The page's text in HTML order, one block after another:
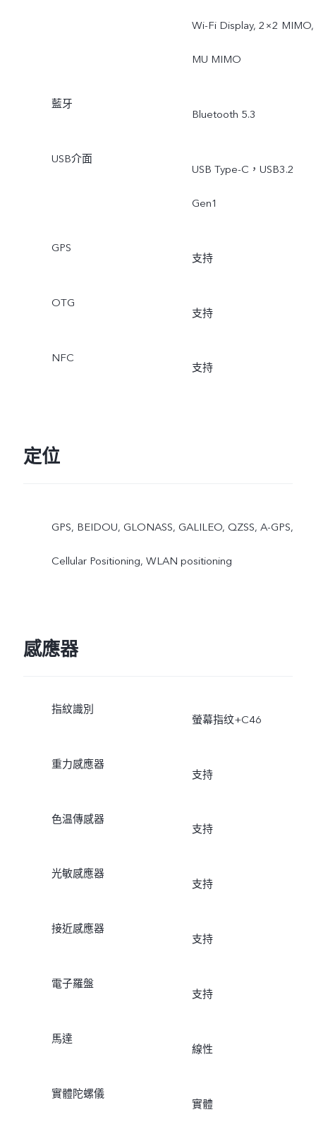
Wi-Fi Display, 2×2 MIMO,
MU MIMO
藍牙
Bluetooth 5.3
USB介面
USB Type-C，USB3.2
Gen1
GPS
支持
OTG
支持
NFC
支持
定位
GPS, BEIDOU, GLONASS, GALILEO, QZSS, A-GPS,
Cellular Positioning, WLAN positioning
感應器
指紋識別
螢幕指纹+C46
重力感應器
支持
色温傳感器
支持
光敏感應器
支持
接近感應器
支持
電子羅盤
支持
馬達
線性
實體陀螺儀
實體